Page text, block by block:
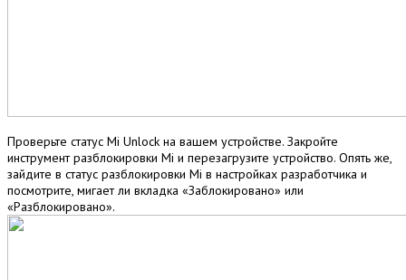
Проверьте статус Mi Unlock на вашем устройстве. Закройте
инструмент разблокировки Mi и перезагрузите устройство. Опять же,
зайдите в статус разблокировки Mi в настройках разработчика и
посмотрите, мигает ли вкладка «Заблокировано» или
«Разблокировано».